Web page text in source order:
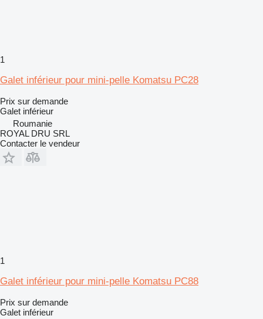
1
Galet inférieur pour mini-pelle Komatsu PC28
Prix sur demande
Galet inférieur
Roumanie
ROYAL DRU SRL
Contacter le vendeur
1
Galet inférieur pour mini-pelle Komatsu PC88
Prix sur demande
Galet inférieur